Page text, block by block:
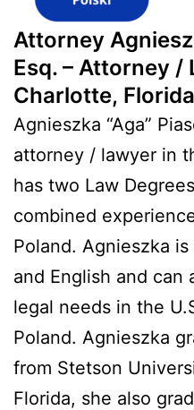
Attorney
Esq. – Attorney
Charlotte,
Agnieszka “Aga”
attorney / lawyer in
has two Law
combined
Poland. Agnieszka
and English and can
legal needs in the
Poland. Agnieszka
from Stetson
Florida, she also